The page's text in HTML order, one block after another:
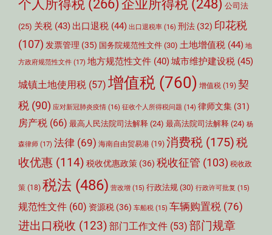
个人所得税 (266) 企业所得税 (248) 公司法
(25) 关税 (43) 出口退税 (44) 出口退税率 (16) 刑法 (32) 印花税
(107) 发票管理 (35) 国务院规范性文件 (30) 土地增值税 (44) 地
方政府规范性文件 (17) 地方规范性文件 (40)城市维护建设税 (45)
城镇土地使用税 (57) 增值税 (760) 增值税 (19) 契
税 (90) 应对新冠肺炎疫情 (16) 征收个人所得税问题 (14) 律师文集 (31)
房产税 (66) 最高人民法院司法解释 (24) 最高法院司法解释 (24) 杨
森律师 (17) 法律 (69) 海南自由贸易港 (19) 消费税 (175)税
收优惠 (114) 税收优惠政策 (36) 税收征管 (103) 税收政
策 (18) 税法 (486) 营改增 (15) 行政法规 (30) 行政许可批复 (15)
规范性文件 (60) 资源税 (36) 车船税 (15) 车辆购置税 (76)
进出口税收 (123) 部门工作文件 (53) 部门规章